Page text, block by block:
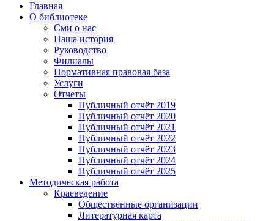
Главная
О библиотеке
Сми о нас
Наша история
Руководство
Филиалы
Нормативная правовая база
Услуги
Отчеты
Публичный отчёт 2019
Публичный отчёт 2020
Публичный отчёт 2021
Публичный отчёт 2022
Публичный отчёт 2023
Публичный отчёт 2024
Публичный отчёт 2025
Методическая работа
Краеведение
Общественные организации
Литературная карта